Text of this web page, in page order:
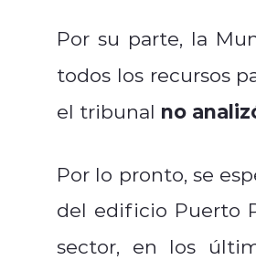
Por su parte, la
todos los recursos
el tribunal no
Por lo pronto, se
del edificio Puerto
sector, en los